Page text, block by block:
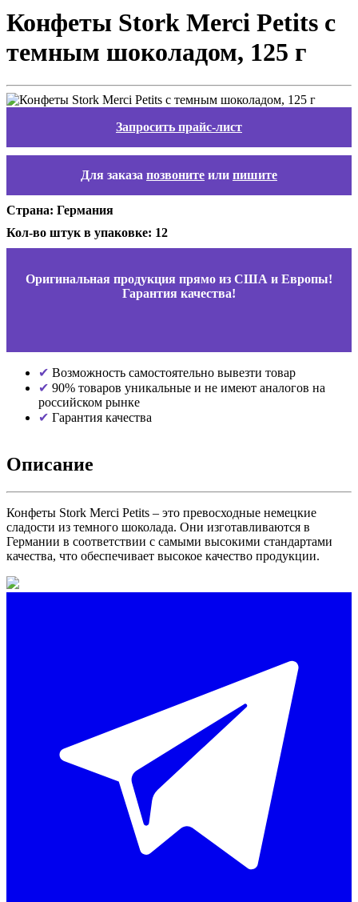
Конфеты Stork Merci Petits с
темным шоколадом, 125 г
Запросить прайс-лист
Для заказа позвоните или пишите
Страна: Германия
Кол-во штук в упаковке: 12
Оригинальная продукция прямо из США и Европы!
Гарантия качества!
Возможность самостоятельно вывезти товар
90% товаров уникальные и не имеют аналогов на
российском рынке
Гарантия качества
Описание
Конфеты Stork Merci Petits – это превосходные немецкие
сладости из темного шоколада. Они изготавливаются в
Германии в соответствии с самыми высокими стандартами
качества, что обеспечивает высокое качество продукции.